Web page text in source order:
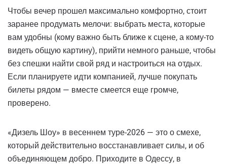
Чтобы вечер прошел максимально комфортно, стоит
заранее продумать мелочи: выбрать места, которые
вам удобны (кому важно быть ближе к сцене, а кому-то
видеть общую картину), прийти немного раньше, чтобы
без спешки найти свой ряд и настроиться на отдых.
Если планируете идти компанией, лучше покупать
билеты рядом — вместе смеется еще громче,
проверено.
«Дизель Шоу» в весеннем туре-2026 — это о смехе,
который действительно восстанавливает силы, и об
объединяющем добро. Приходите в Одессу, в